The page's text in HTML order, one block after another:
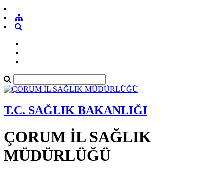
T.C. SAĞLIK BAKANLIĞI
ÇORUM İL SAĞLIK
MÜDÜRLÜĞÜ